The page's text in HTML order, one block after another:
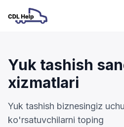
Yuk tashish
xizmatlari
Yuk tashish biznesingiz
ko'rsatuvchilarni toping